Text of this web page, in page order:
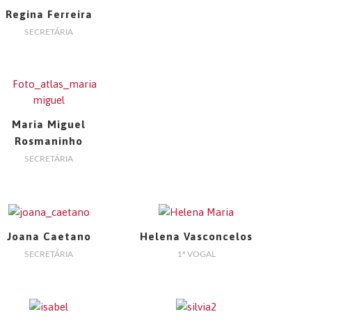
Regina Ferreira
SECRETÁRIA
Maria Miguel
Rosmaninho
SECRETÁRIA
Joana Caetano
SECRETÁRIA
Helena Vasconcelos
1ª VOGAL